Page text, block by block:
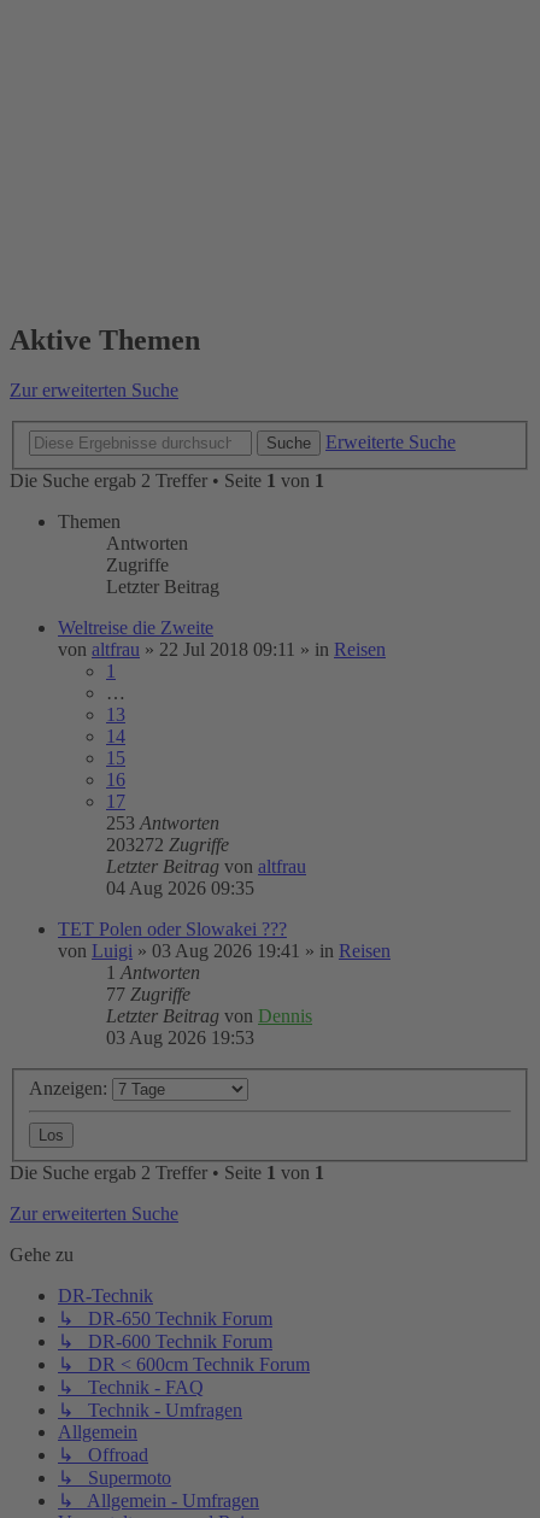
Aktive Themen
Zur erweiterten Suche
Suche
Erweiterte Suche
Die Suche ergab 2 Treffer • Seite 1 von 1
Themen
Antworten
Zugriffe
Letzter Beitrag
Weltreise die Zweite
von altfrau » 22 Jul 2018 09:11 » in Reisen
1
…
13
14
15
16
17
253 Antworten
203272 Zugriffe
Letzter Beitrag von altfrau
04 Aug 2026 09:35
TET Polen oder Slowakei ???
von Luigi » 03 Aug 2026 19:41 » in Reisen
1 Antworten
77 Zugriffe
Letzter Beitrag von Dennis
03 Aug 2026 19:53
Anzeigen:
Die Suche ergab 2 Treffer • Seite 1 von 1
Zur erweiterten Suche
Gehe zu
DR-Technik
↳ DR-650 Technik Forum
↳ DR-600 Technik Forum
↳ DR < 600cm Technik Forum
↳ Technik - FAQ
↳ Technik - Umfragen
Allgemein
↳ Offroad
↳ Supermoto
↳ Allgemein - Umfragen